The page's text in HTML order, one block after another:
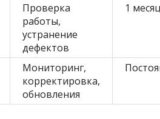
Проверка
работы,
устранение
дефектов
1
Мониторинг,
корректировка,
обновления